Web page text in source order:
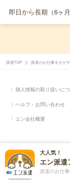
即日から長期（6ヶ
大人気！
エン派遣
派遣のお仕
派遣TOP 派遣のお仕事をさがす
個人情報の取り扱いに
ヘルプ・お問い合わせ
エン会社概要